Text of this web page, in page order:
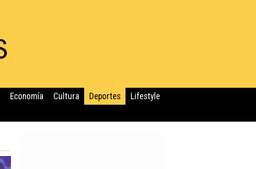
Economía Cultura Deportes
Lifestyle